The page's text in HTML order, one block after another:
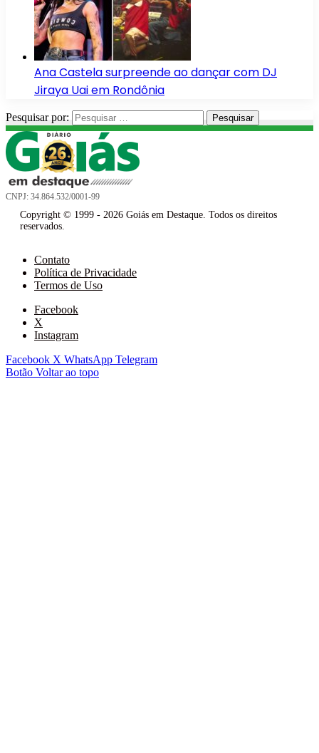
Ana Castela surpreende ao dançar com DJ
Jiraya Uai em Rondônia
Pesquisar por:
CNPJ: 34.864.532/0001-99
Copyright © 1999 - 2026 Goiás em Destaque. Todos os direitos
reservados.
Contato
Política de Privacidade
Termos de Uso
Facebook
X
Instagram
Facebook X WhatsApp Telegram
Botão Voltar ao topo